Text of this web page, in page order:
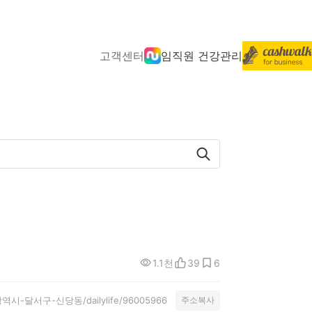
고객센터 임직원 건강관리
1.1천 39 6
시-달서구-신당동/dailylife/96005966 주소복사